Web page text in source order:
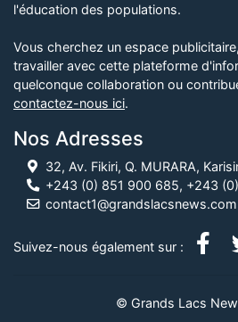
l'éducation des populations.
Vous cherchez un espace
travailler avec cette plateforme
quelconque collaboration ou
contactez-nous ici.
Nos Adresses
32, Av. Fikiri, Q. MURARA,
+243 (0) 851 900 685, +243
contact1@grandslacsnews.com
Suivez-nous également sur :
© Grands Lacs